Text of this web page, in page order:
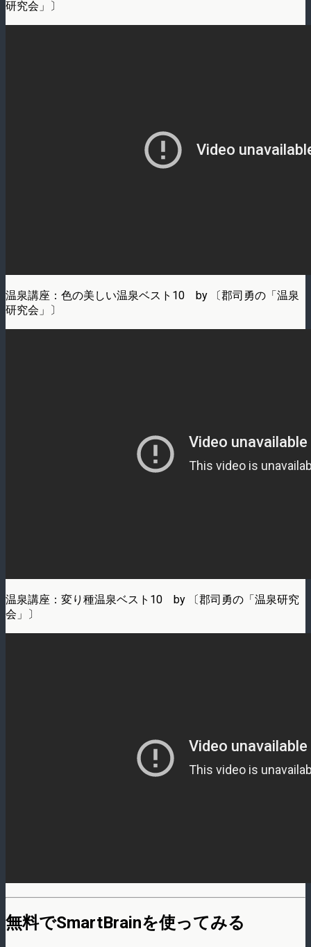
研究会」〕
温泉講座：色の美しい温泉ベスト10 by 〔郡司勇の「温泉
研究会」〕
温泉講座：変り種温泉ベスト10 by 〔郡司勇の「温泉研究
会」〕
無料でSmartBrainを使ってみる